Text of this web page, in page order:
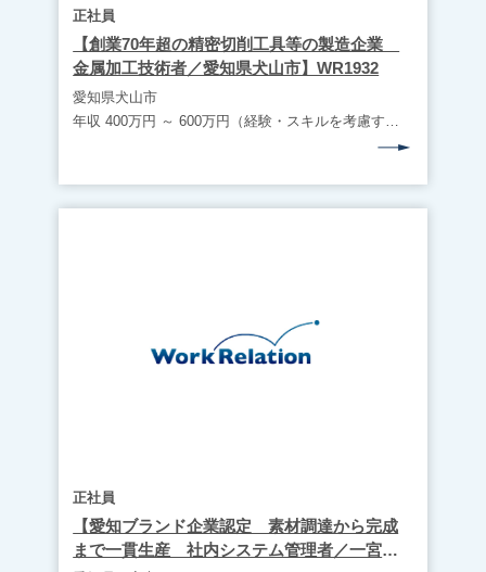
正社員
【創業70年超の精密切削工具等の製造企業
金属加工技術者／愛知県犬山市】WR1932
愛知県犬山市
年収 400万円 ～ 600万円（経験・スキルを考慮する）
正社員
【愛知ブランド企業認定 素材調達から完成
まで一貫生産 社内システム管理者／一宮